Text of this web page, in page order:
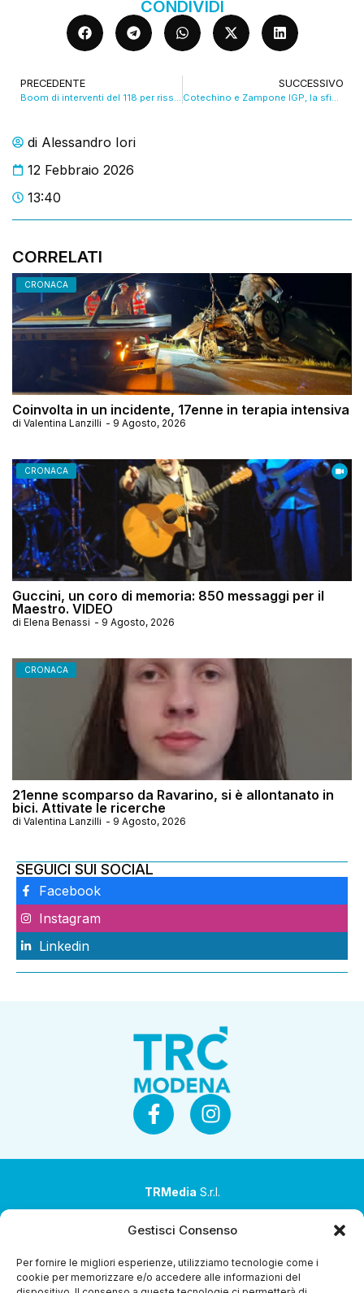
Gestisci Consenso
Per fornire le migliori esperienze, utilizziamo tecnologie come i
cookie per memorizzare e/o accedere alle informazioni del
di Alessandro Iori
12 Febbraio 2026
13:40
CORRELATI
CRONACA
Coinvolta in un incidente, 17enne in terapia intensiva
di Valentina Lanzilli - 9 Agosto, 2026
CRONACA
Guccini, un coro di memoria: 850 messaggi per il
Maestro. VIDEO
di Elena Benassi - 9 Agosto, 2026
CRONACA
21enne scomparso da Ravarino, si è allontanato in
bici. Attivate le ricerche
di Valentina Lanzilli - 9 Agosto, 2026
CONDIVIDI
PRECEDENTE
Boom di interventi del 118 per risse e accoltellamenti. VIDEO
SUCCESSIVO
Cotechino e Zampone IGP, la sfida è destagionalizzare. VIDEO
SEGUICI SUI SOCIAL
Facebook
Instagram
Linkedin
TRMedia S.r.l.
coordinamento da parte di Coop Alleanza 3.0 Soc. Coop.